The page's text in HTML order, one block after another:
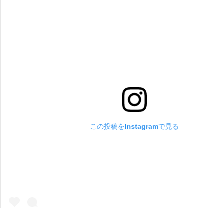
この投稿をInstagramで見る